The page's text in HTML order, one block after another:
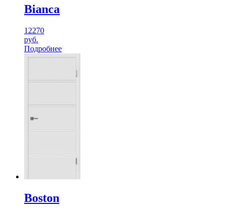
Bianca
12270
руб.
Подробнее
Boston